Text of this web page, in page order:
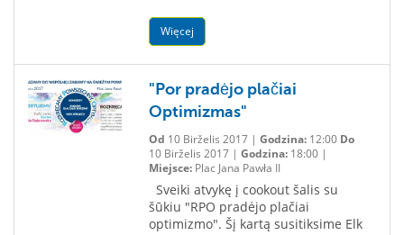
Więcej
"Por pradėjo plačiai
Optimizmas"
Od 10 Birželis 2017 | Godzina:12:00 Do
10 Birželis 2017 | Godzina:18:00 |
Miejsce:Plac Jana Pawła II
Sveiki atvykę į cookout šalis su
šūkiu "RPO pradėjo plačiai
optimizmo". Šį kartą susitiksime Elk